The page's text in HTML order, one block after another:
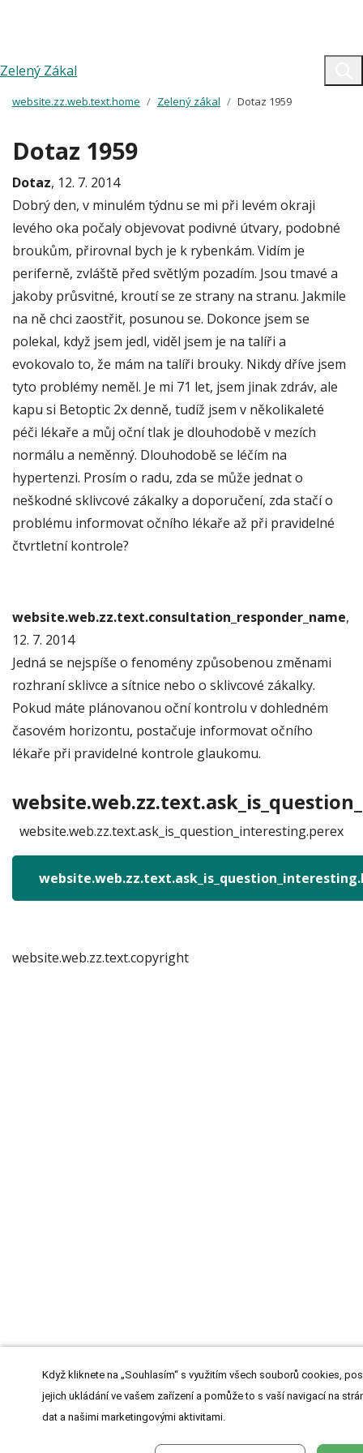
Zelený Zákal
website.zz.web.text.home Zelený zákal Dotaz 1959
Dotaz 1959
Dotaz, 12. 7. 2014
Dobrý den, v minulém týdnu se mi při levém okraji
levého oka počaly objevovat podivné útvary, podobné
broukům, přirovnal bych je k rybenkám. Vidím je
periferně, zvláště před světlým pozadím. Jsou tmavé a
jakoby průsvitné, kroutí se ze strany na stranu. Jakmile
na ně chci zaostřit, posunou se. Dokonce jsem se
polekal, když jsem jedl, viděl jsem je na talíři a
evokovalo to, že mám na talíři brouky. Nikdy dříve jsem
tyto problémy neměl. Je mi 71 let, jsem jinak zdráv, ale
kapu si Betoptic 2x denně, tudíž jsem v několikaleté
péči lékaře a můj oční tlak je dlouhodobě v mezích
normálu a neměnný. Dlouhodobě se léčím na
hypertenzi. Prosím o radu, zda se může jednat o
neškodné sklivcové zákalky a doporučení, zda stačí o
problému informovat očního lékaře až při pravidelné
čtvrtletní kontrole?
website.web.zz.text.consultation_responder_name,
12. 7. 2014
Jedná se nejspíše o fenomény způsobenou změnami
rozhraní sklivce a sítnice nebo o sklivcové zákalky.
Pokud máte plánovanou oční kontrolu v dohledném
časovém horizontu, postačuje informovat očního
lékaře při pravidelné kontrole glaukomu.
website.web.zz.text.ask_is_question_interesting.perex
website.web.zz.text.copyright
Když kliknete na „Souhlasím“ s využitím všech souborů cookies,
jejich ukládání ve vašem zařízení a pomůže to s vaší navigací na
dat a našimi marketingovými aktivitami.